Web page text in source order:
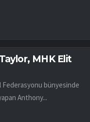
MHK Elit
Federasyonu bünyesinde
Anthony...